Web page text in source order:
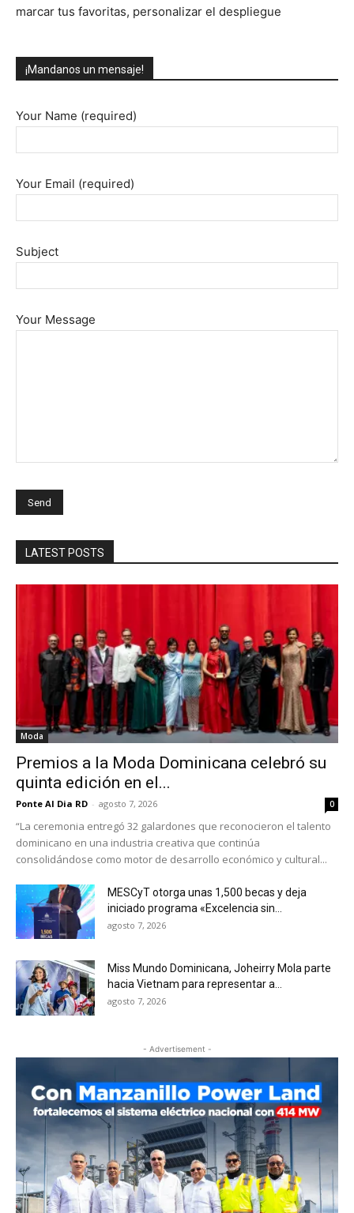
marcar tus favoritas, personalizar el despliegue
¡Mandanos un mensaje!
Your Name (required)
Your Email (required)
Subject
Your Message
LATEST POSTS
Moda
Premios a la Moda Dominicana celebró su
quinta edición en el...
Ponte Al Dia RD - agosto 7, 2026 0
“La ceremonia entregó 32 galardones que reconocieron el talento
dominicano en una industria creativa que continúa
consolidándose como motor de desarrollo económico y cultural...
MESCyT otorga unas 1,500 becas y deja
iniciado programa «Excelencia sin...
agosto 7, 2026
Miss Mundo Dominicana, Joheirry Mola parte
hacia Vietnam para representar a...
agosto 7, 2026
- Advertisement -